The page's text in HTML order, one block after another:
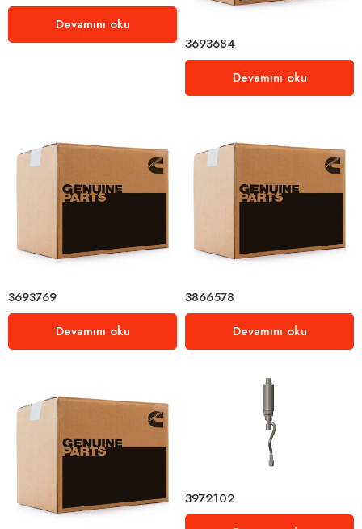
Devamını oku
3693684
Devamını oku
3693769
Devamını oku
3866578
Devamını oku
3972102